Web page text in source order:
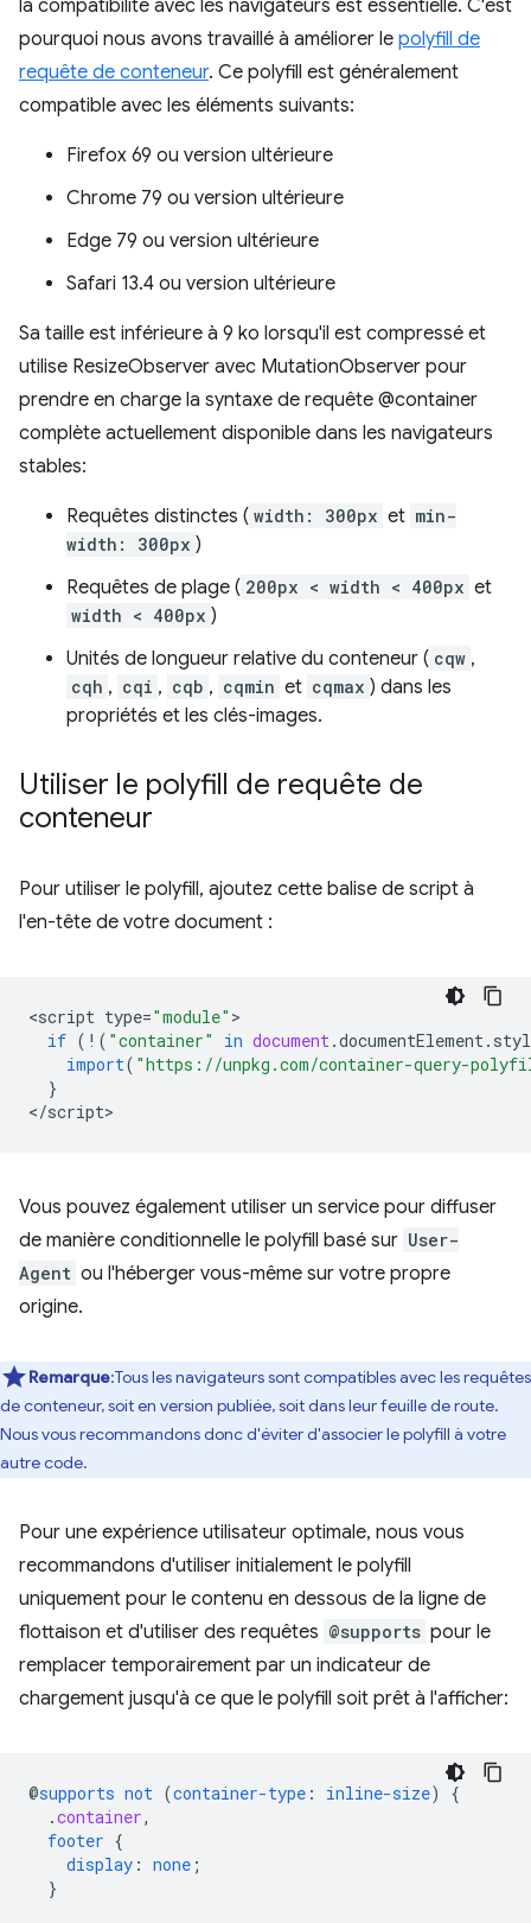
la compatibilité avec les navigateurs est essentielle. C'est
pourquoi nous avons travaillé à améliorer le polyfill de
requête de conteneur. Ce polyfill est généralement
compatible avec les éléments suivants:
Firefox 69 ou version ultérieure
Chrome 79 ou version ultérieure
Edge 79 ou version ultérieure
Safari 13.4 ou version ultérieure
Sa taille est inférieure à 9 ko lorsqu'il est compressé et
utilise ResizeObserver avec MutationObserver pour
prendre en charge la syntaxe de requête @container
complète actuellement disponible dans les navigateurs
stables:
Requêtes distinctes ( width: 300px et min-
width: 300px )
Requêtes de plage ( 200px < width < 400px et
width < 400px )
Unités de longueur relative du conteneur ( cqw ,
cqh , cqi , cqb , cqmin et cqmax ) dans les
propriétés et les clés-images.
Utiliser le polyfill de requête de
conteneur
Pour utiliser le polyfill, ajoutez cette balise de script à
l'en-tête de votre document :
<script type="module"
if ( ! ( "container" in document.documentElement.
import( "https://unpkg.com/container-query-
}
</script
Vous pouvez également utiliser un service pour diffuser
de manière conditionnelle le polyfill basé sur User-
Agent ou l'héberger vous-même sur votre propre
origine.
Remarque:Tous les navigateurs sont compatibles avec les requêtes
de conteneur, soit en version publiée, soit dans leur feuille de route.
Nous vous recommandons donc d'éviter d'associer le polyfill à votre
autre code.
Pour une expérience utilisateur optimale, nous vous
recommandons d'utiliser initialement le polyfill
uniquement pour le contenu en dessous de la ligne de
flottaison et d'utiliser des requêtes @supports pour le
remplacer temporairement par un indicateur de
chargement jusqu'à ce que le polyfill soit prêt à l'afficher:
@supports not (container-type : inline-size)
{
.container,
footer {
display : none ;
}